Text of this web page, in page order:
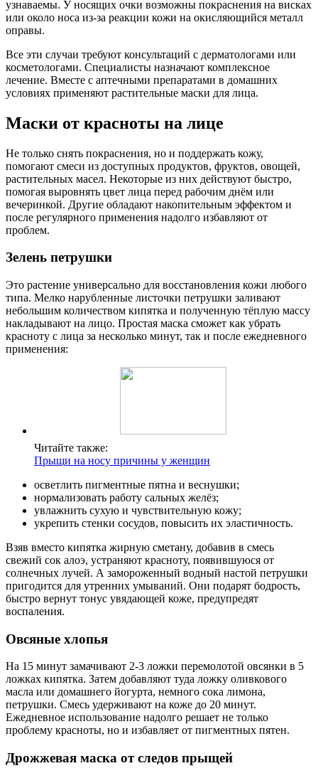
узнаваемы. У носящих очки возможны покраснения на висках
или около носа из-за реакции кожи на окисляющийся металл
оправы.
Все эти случаи требуют консультаций с дерматологами или
косметологами. Специалисты назначают комплексное
лечение. Вместе с аптечными препаратами в домашних
условиях применяют растительные маски для лица.
Маски от красноты на лице
Не только снять покраснения, но и поддержать кожу,
помогают смеси из доступных продуктов, фруктов, овощей,
растительных масел. Некоторые из них действуют быстро,
помогая выровнять цвет лица перед рабочим днём или
вечеринкой. Другие обладают накопительным эффектом и
после регулярного применения надолго избавляют от
проблем.
Зелень петрушки
Это растение универсально для восстановления кожи любого
типа. Мелко нарубленные листочки петрушки заливают
небольшим количеством кипятка и полученную тёплую массу
накладывают на лицо. Простая маска сможет как убрать
красноту с лица за несколько минут, так и после ежедневного
применения:
Читайте также:
Прыщи на носу причины у женщин
осветлить пигментные пятна и веснушки;
нормализовать работу сальных желёз;
увлажнить сухую и чувствительную кожу;
укрепить стенки сосудов, повысить их эластичность.
Взяв вместо кипятка жирную сметану, добавив в смесь
свежий сок алоэ, устраняют красноту, появившуюся от
солнечных лучей. А замороженный водный настой петрушки
пригодится для утренних умываний. Они подарят бодрость,
быстро вернут тонус увядающей коже, предупредят
воспаления.
Овсяные хлопья
На 15 минут замачивают 2-3 ложки перемолотой овсянки в 5
ложках кипятка. Затем добавляют туда ложку оливкового
масла или домашнего йогурта, немного сока лимона,
петрушки. Смесь удерживают на коже до 20 минут.
Ежедневное использование надолго решает не только
проблему красноты, но и избавляет от пигментных пятен.
Дрожжевая маска от следов прыщей